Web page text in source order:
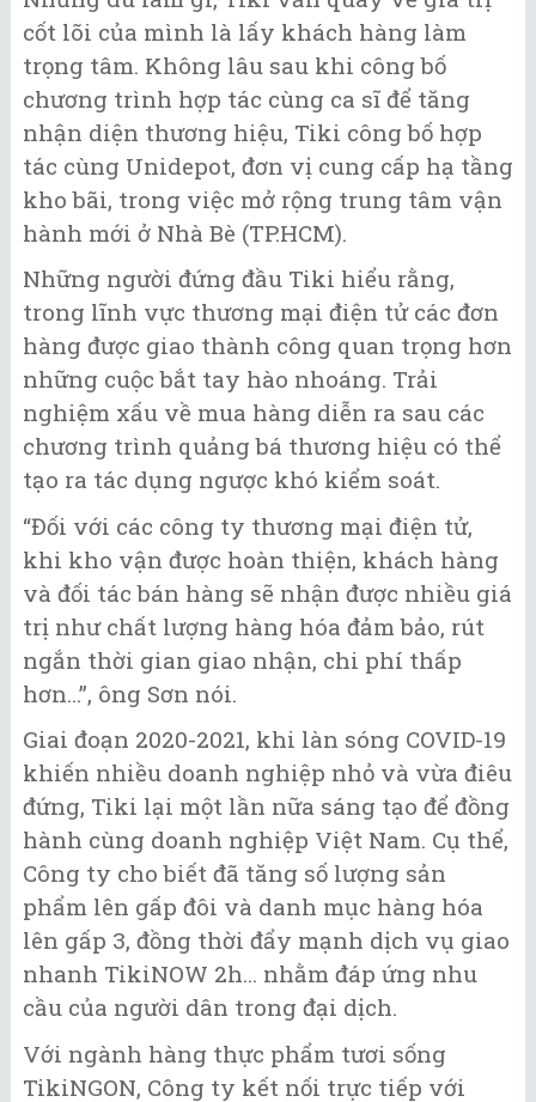
cốt lõi của mình là lấy khách hàng làm
trọng tâm. Không lâu sau khi công bố
chương trình hợp tác cùng ca sĩ để tăng
nhận diện thương hiệu, Tiki công bố hợp
tác cùng Unidepot, đơn vị cung cấp hạ tầng
kho bãi, trong việc mở rộng trung tâm vận
hành mới ở Nhà Bè (TP.HCM).
Những người đứng đầu Tiki hiểu rằng,
trong lĩnh vực thương mại điện tử các đơn
hàng được giao thành công quan trọng hơn
những cuộc bắt tay hào nhoáng. Trải
nghiệm xấu về mua hàng diễn ra sau các
chương trình quảng bá thương hiệu có thể
tạo ra tác dụng ngược khó kiểm soát.
“Đối với các công ty thương mại điện tử,
khi kho vận được hoàn thiện, khách hàng
và đối tác bán hàng sẽ nhận được nhiều giá
trị như chất lượng hàng hóa đảm bảo, rút
ngắn thời gian giao nhận, chi phí thấp
hơn...”, ông Sơn nói.
Giai đoạn 2020-2021, khi làn sóng COVID-19
khiến nhiều doanh nghiệp nhỏ và vừa điêu
đứng, Tiki lại một lần nữa sáng tạo để đồng
hành cùng doanh nghiệp Việt Nam. Cụ thể,
Công ty cho biết đã tăng số lượng sản
phẩm lên gấp đôi và danh mục hàng hóa
lên gấp 3, đồng thời đẩy mạnh dịch vụ giao
nhanh TikiNOW 2h... nhằm đáp ứng nhu
cầu của người dân trong đại dịch.
Với ngành hàng thực phẩm tươi sống
TikiNGON, Công ty kết nối trực tiếp với